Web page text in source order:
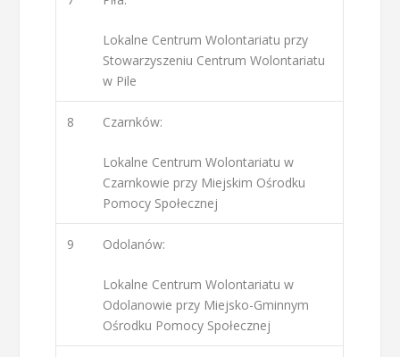
Lokalne Centrum Wolontariatu przy
Stowarzyszeniu Centrum Wolontariatu
w Pile
8 Czarnków:
Lokalne Centrum Wolontariatu w
Czarnkowie przy Miejskim Ośrodku
Pomocy Społecznej
9 Odolanów:
Lokalne Centrum Wolontariatu w
Odolanowie przy Miejsko-Gminnym
Ośrodku Pomocy Społecznej